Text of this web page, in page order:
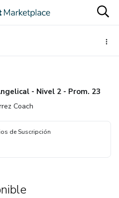
- Nivel 2 - Prom. 23
Coach
de Suscripción